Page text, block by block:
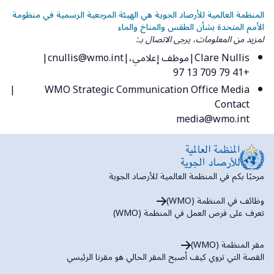
المنظمة العالمية للأرصاد الجوية هي الهيئة المرجعية الرسمية في منظومة
الأمم المتحدة بشأن الطقس والمناخ والماء
لمزيد من المعلومات، يرجى الاتصال بـ:
Clare Nullis موظف إعلامي، cnullis@wmo.int
+41 79 709 13 97
WMO Strategic Communication Office Media
Contact
media@wmo.int
مرحبًا بكم في المنظمة العالمية للأرصاد الجوية
وظائف في المنظمة (WMO)
تعرف على فرص العمل في المنظمة (WMO)
مقر المنظمة (WMO)
القصة التي تروي كيف أصبح المقر الحالي هو مقرنا الرئيسي